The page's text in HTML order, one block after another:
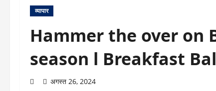
व्यापार
Hammer the over on
season l Breakfast
अगस्त 26, 2024